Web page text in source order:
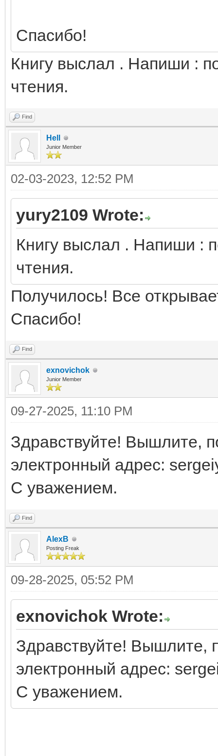
Спасибо!
Книгу выслал . Напиши :
чтения.
Find
Hell
Junior Member
02-03-2023, 12:52 PM
yury2109 Wrote:
Книгу выслал . Напиши :
чтения.
Получилось! Все
Спасибо!
Find
exnovichok
Junior Member
09-27-2025, 11:10 PM
Здравствуйте! Вышлите,
электронный адрес:
С уважением.
Find
AlexB
Posting Freak
09-28-2025, 05:52 PM
exnovichok Wrote:
Здравствуйте! Вышлите,
электронный адрес:
С уважением.